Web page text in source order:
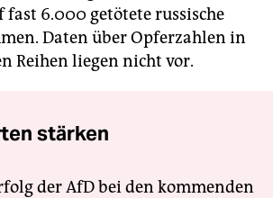
fast 6.000 getötete russische
Daten über Opferzahlen in
Reihen liegen nicht vor.
stärken
der AfD bei den kommenden